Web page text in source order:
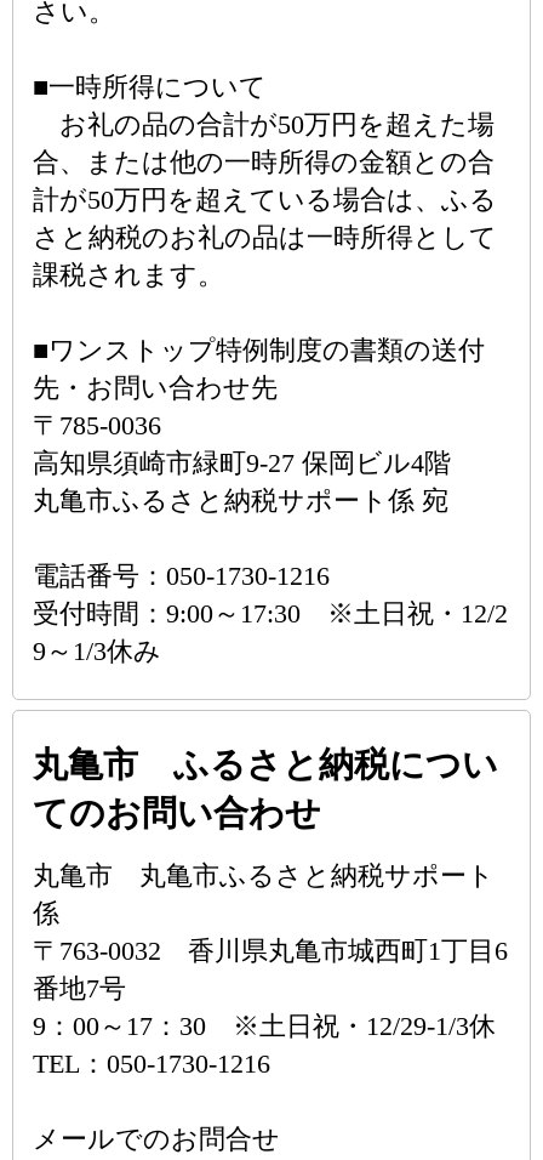
さい。
■一時所得について
お礼の品の合計が50万円を超えた場
合、または他の一時所得の金額との合
計が50万円を超えている場合は、ふる
さと納税のお礼の品は一時所得として
課税されます。
■ワンストップ特例制度の書類の送付
先・お問い合わせ先
〒785-0036
高知県須崎市緑町9-27 保岡ビル4階
丸亀市ふるさと納税サポート係 宛
電話番号：050-1730-1216
受付時間：9:00～17:30 ※土日祝・12/2
9～1/3休み
丸亀市 ふるさと納税につい
てのお問い合わせ
丸亀市 丸亀市ふるさと納税サポート
係
〒763-0032 香川県丸亀市城西町1丁目6
番地7号
9：00～17：30 ※土日祝・12/29-1/3休
TEL：050-1730-1216
メールでのお問合せ